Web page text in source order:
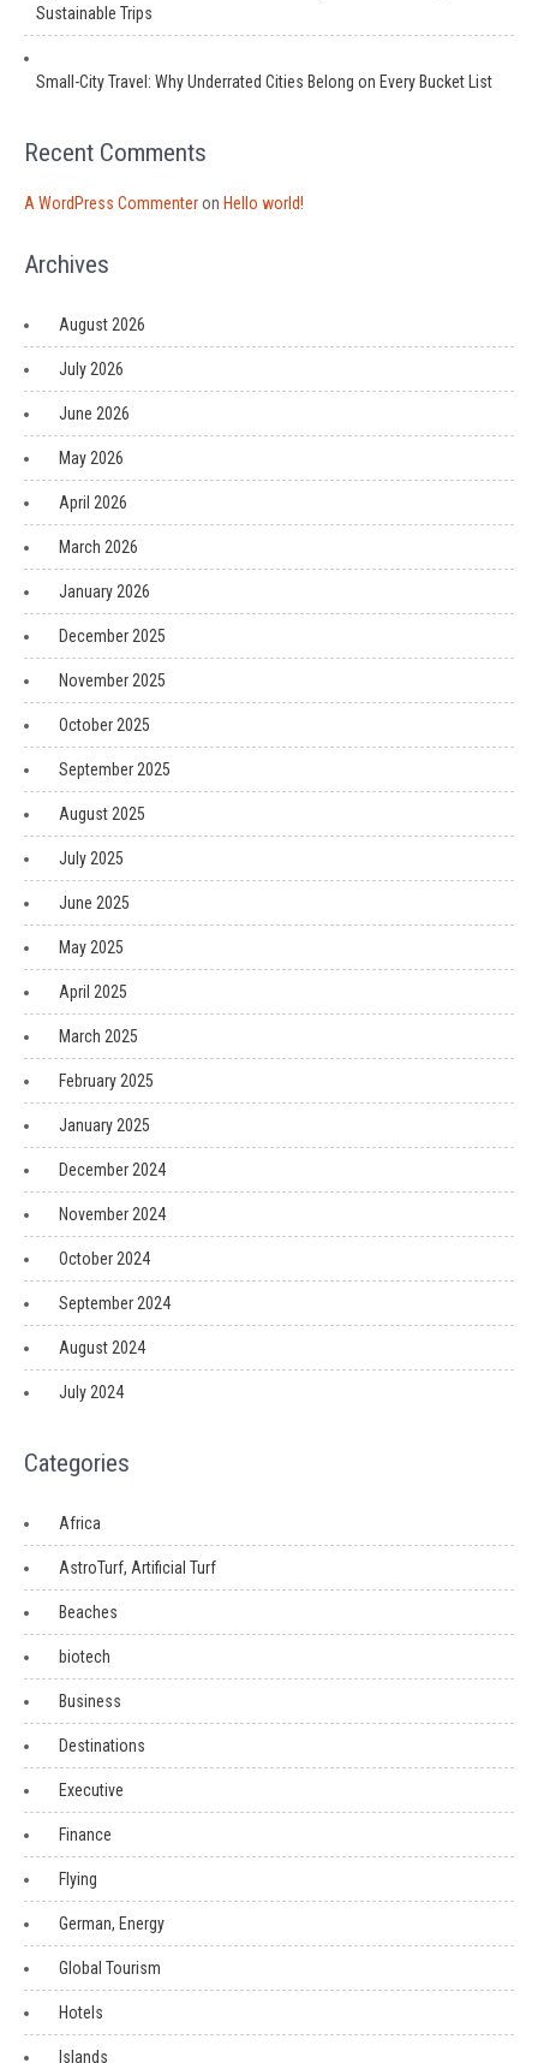
Sustainable Trips
Small-City Travel: Why Underrated Cities Belong on Every Bucket List
Recent Comments
A WordPress Commenteron Hello world!
Archives
August 2026
July 2026
June 2026
May 2026
April 2026
March 2026
January 2026
December 2025
November 2025
October 2025
September 2025
August 2025
July 2025
June 2025
May 2025
April 2025
March 2025
February 2025
January 2025
December 2024
November 2024
October 2024
September 2024
August 2024
July 2024
Categories
Africa
AstroTurf, Artificial Turf
Beaches
biotech
Business
Destinations
Executive
Finance
Flying
German, Energy
Global Tourism
Hotels
Islands